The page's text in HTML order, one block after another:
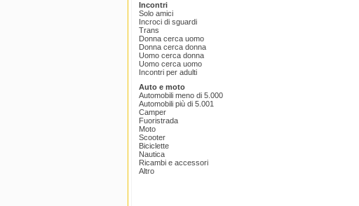
Incontri
Solo amici
Incroci di sguardi
Trans
Donna cerca uomo
Donna cerca donna
Uomo cerca donna
Uomo cerca uomo
Incontri per adulti
Auto e moto
Automobili meno di 5.000
Automobili più di 5.001
Camper
Fuoristrada
Moto
Scooter
Biciclette
Nautica
Ricambi e accessori
Altro